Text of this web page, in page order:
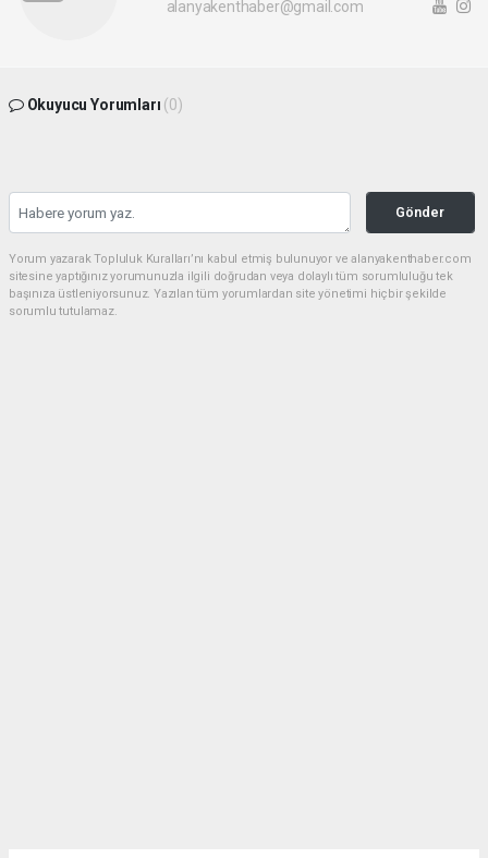
alanyakenthaber@gmail.com
Okuyucu Yorumları (0)
Gönder
Yorum yazarak Topluluk Kuralları’nı kabul etmiş bulunuyor ve alanyakenthaber.com
sitesine yaptığınız yorumunuzla ilgili doğrudan veya dolaylı tüm sorumluluğu tek
başınıza üstleniyorsunuz. Yazılan tüm yorumlardan site yönetimi hiçbir şekilde
sorumlu tutulamaz.